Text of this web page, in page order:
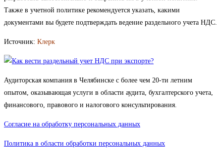
Также в учетной политике рекомендуется указать, какими
документами вы будете подтверждать ведение раздельного учета НДС.
Источник: Клерк
Аудиторская компания в Челябинске с более чем 20-ти летним
опытом, оказывающая услуги в области аудита, бухгалтерского учета,
финансового, правового и налогового консультирования.
Согласие на обработку персональных данных
Политика в области обработки персональных данных